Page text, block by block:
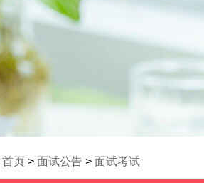
首页 > 面试公告 > 面试考试